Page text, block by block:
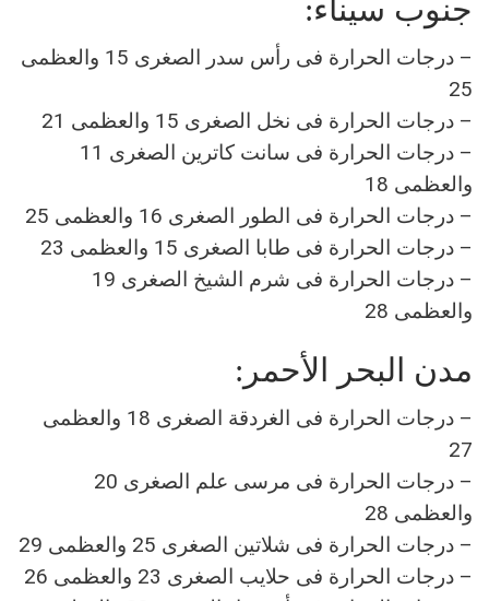
جنوب سيناء:
– درجات الحرارة فى رأس سدر الصغرى 15 والعظمى
25
– درجات الحرارة فى نخل الصغرى 15 والعظمى 21
– درجات الحرارة فى سانت كاترين الصغرى 11
والعظمى 18
– درجات الحرارة فى الطور الصغرى 16 والعظمى 25
– درجات الحرارة فى طابا الصغرى 15 والعظمى 23
– درجات الحرارة فى شرم الشيخ الصغرى 19
والعظمى 28
مدن البحر الأحمر:
– درجات الحرارة فى الغردقة الصغرى 18 والعظمى
27
– درجات الحرارة فى مرسى علم الصغرى 20
والعظمى 28
– درجات الحرارة فى شلاتين الصغرى 25 والعظمى 29
– درجات الحرارة فى حلايب الصغرى 23 والعظمى 26